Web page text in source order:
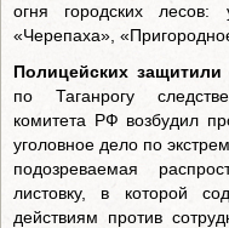
огня городских
«Черепаха»,
Полицейских защитили
по Таганрогу
комитета РФ возбудил
уголовное дело по
подозреваемая
листовку, в которой
действиям против